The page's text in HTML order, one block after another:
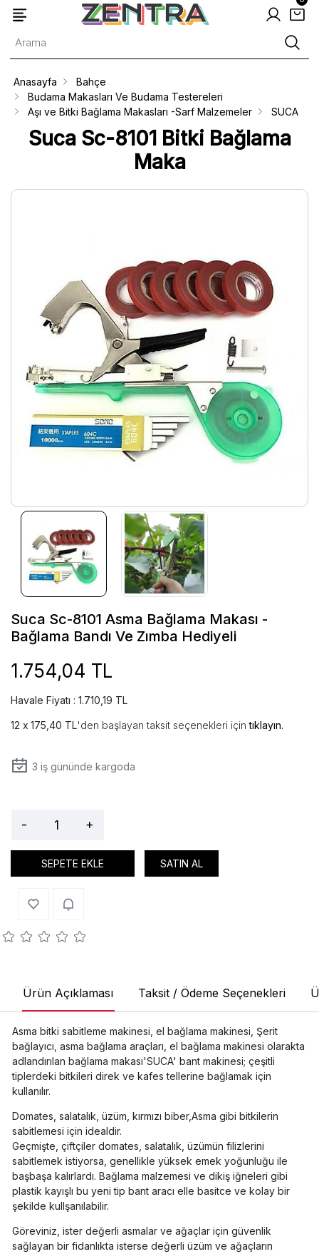
Suca Sc-8101 Bitki Bağlama
Maka
Anasayfa
Bahçe
Budama Makasları Ve Budama Testereleri
Aşı ve Bitki Bağlama Makasları -Sarf Malzemeler
SUCA
Suca Sc-8101 Asma Bağlama Makası -
Bağlama Bandı Ve Zımba Hediyeli
1.754,04 TL
Havale Fiyatı : 1.710,19 TL
175,40 TL'den başlayan taksit seçenekleri içintıklayın.
3 iş gününde kargoda
- +
SEPETE EKLE SATIN AL
Ürün Açıklaması Taksit / Ödeme Seçenekleri
Asma bitki sabitleme makinesi, el bağlama makinesi, Şerit
bağlayıcı, asma bağlama araçları, el bağlama makinesi olarakta
adlandırılan bağlama makası'SUCA' bant makinesi; çeşitli
tiplerdeki bitkileri direk ve kafes tellerine bağlamak için
kullanılır.
Domates, salatalık, üzüm, kırmızı biber,Asma gibi bitkilerin
sabitlemesi için idealdir.
Geçmişte, çiftçiler domates, salatalık, üzümün filizlerini
sabitlemek istiyorsa, genellikle yüksek emek yoğunluğu ile
başbaşa kalırlardı. Bağlama malzemesi ve dikiş iğneleri gibi
plastik kayışlı bu yeni tip bant aracı elle basitce ve kolay bir
şekilde kullşanılabilir.
Göreviniz, ister değerli asmalar ve ağaçlar için güvenlik
sağlayan bir fidanlıkta isterse değerli üzüm ve ağaçların